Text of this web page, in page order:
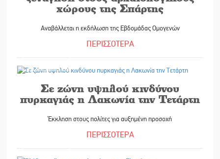
χώρους της Σπάρτης
Αναβάλλεται η εκδήλωση της Εβδομάδας Ομογενών
ΠΕΡΙΣΣΟΤΕΡΑ
Σε ζώνη υψηλού κινδύνου
πυρκαγιάς η Λακωνία την Τετάρτη
Έκκληση στους πολίτες για αυξημένη προσοχή
ΠΕΡΙΣΣΟΤΕΡΑ